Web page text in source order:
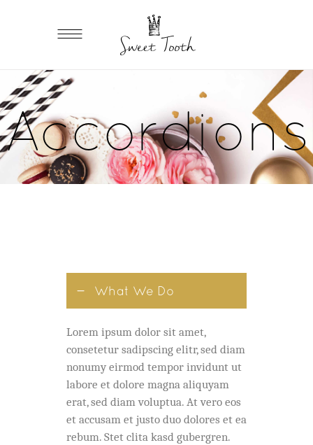
Accordions
What We Do
Lorem ipsum dolor sit amet,
consetetur sadipscing elitr, sed diam
nonumy eirmod tempor invidunt ut
labore et dolore magna aliquyam
erat, sed diam voluptua. At vero eos
et accusam et justo duo dolores et ea
rebum. Stet clita kasd gubergren.